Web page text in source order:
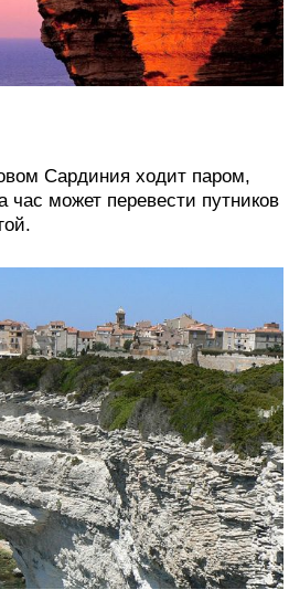
Сардиния ходит паром,
может перевести путников